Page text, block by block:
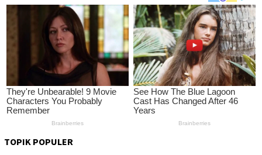
TOPIK POPULER